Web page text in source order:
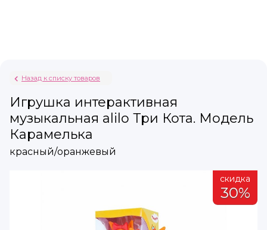
Назад к списку товаров
Игрушка интерактивная
музыкальная alilo Три Кота. Модель
Карамелька
красный/оранжевый
скидка
30%